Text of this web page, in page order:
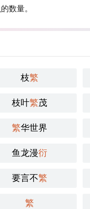
数量。
枝繁
枝叶繁茂
繁华世界
鱼龙漫衍
要言不繁
繁